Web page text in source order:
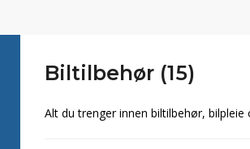
Biltilbehør (15)
Alt du trenger innen biltilbehør, bilpleie